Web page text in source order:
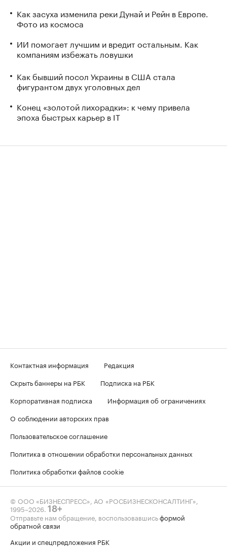
Как засуха изменила реки Дунай и Рейн в Европе.
Фото из космоса
ИИ помогает лучшим и вредит остальным. Как
компаниям избежать ловушки
Как бывший посол Украины в США стала
фигурантом двух уголовных дел
Конец «золотой лихорадки»: к чему привела
эпоха быстрых карьер в IT
Контактная информация
Редакция
Скрыть баннеры на РБК
Подписка на РБК
Корпоративная подписка
Информация об ограничениях
О соблюдении авторских прав
Пользовательское соглашение
Политика в отношении обработки персональных данных
Политика обработки файлов cookie
© ООО «БИЗНЕСПРЕСС», АО «РОСБИЗНЕСКОНСАЛТИНГ»,
1995–2026 18+
Отправьте нам обращение, воспользовавшисьформой
обратной связи
Акции и спецпредложения РБК